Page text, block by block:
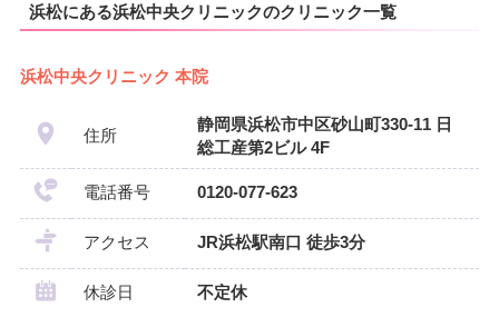
浜松にある浜松中央クリニックのクリニック一覧
浜松中央クリニック 本院
住所
静岡県浜松市中区砂山町330-11 日
総工産第2ビル 4F
電話番号 0120-077-623
アクセス JR浜松駅南口 徒歩3分
休診日 不定休